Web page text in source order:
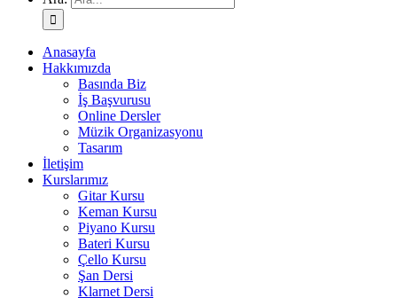
Anasayfa
Hakkımızda
Basında Biz
İş Başvurusu
Online Dersler
Müzik Organizasyonu
Tasarım
İletişim
Kurslarımız
Gitar Kursu
Keman Kursu
Piyano Kursu
Bateri Kursu
Çello Kursu
Şan Dersi
Klarnet Dersi